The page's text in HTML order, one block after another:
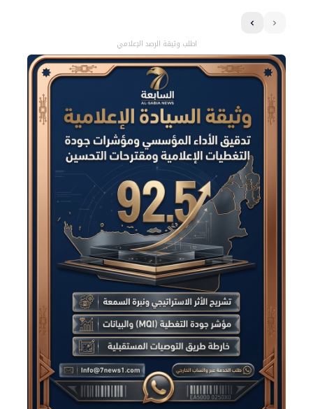
اطلب وثيقة الرصد الإعلامي